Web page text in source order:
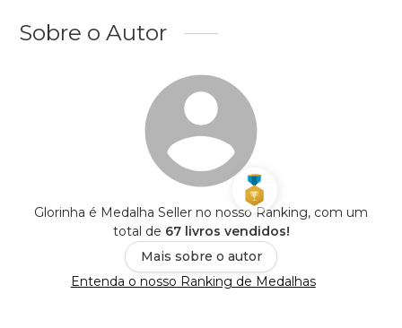
Sobre o Autor
Glorinha é Medalha Seller no nosso Ranking, com um
total de 67 livros vendidos!
Mais sobre o autor
Entenda o nosso Ranking de Medalhas